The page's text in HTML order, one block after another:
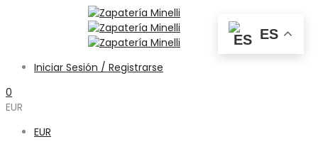
Iniciar Sesión / Registrarse
0
EUR
EUR
ES